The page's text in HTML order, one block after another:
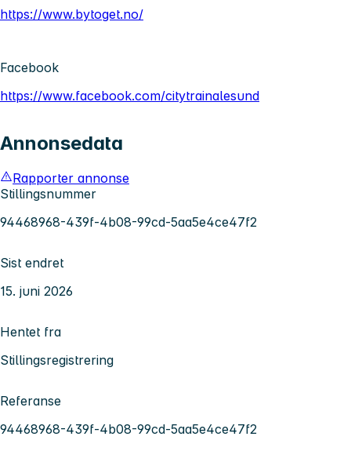
https://www.bytoget.no/
Facebook
https://www.facebook.com/citytrainalesund
Annonsedata
Rapporter annonse
Stillingsnummer
94468968-439f-4b08-99cd-5aa5e4ce47f2
Sist endret
15. juni 2026
Hentet fra
Stillingsregistrering
Referanse
94468968-439f-4b08-99cd-5aa5e4ce47f2